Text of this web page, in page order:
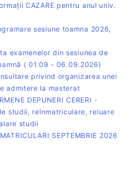
CAZARE pentru anul univ.
sesiune toamna 2026,
examenelor din sesiunea de
( 01.09 - 06.09.2026)
privind organizarea unei
admitere la masterat
DEPUNERI CERERI -
studii, reînmatriculare, reluare
studii
SEPTEMBRIE 2026